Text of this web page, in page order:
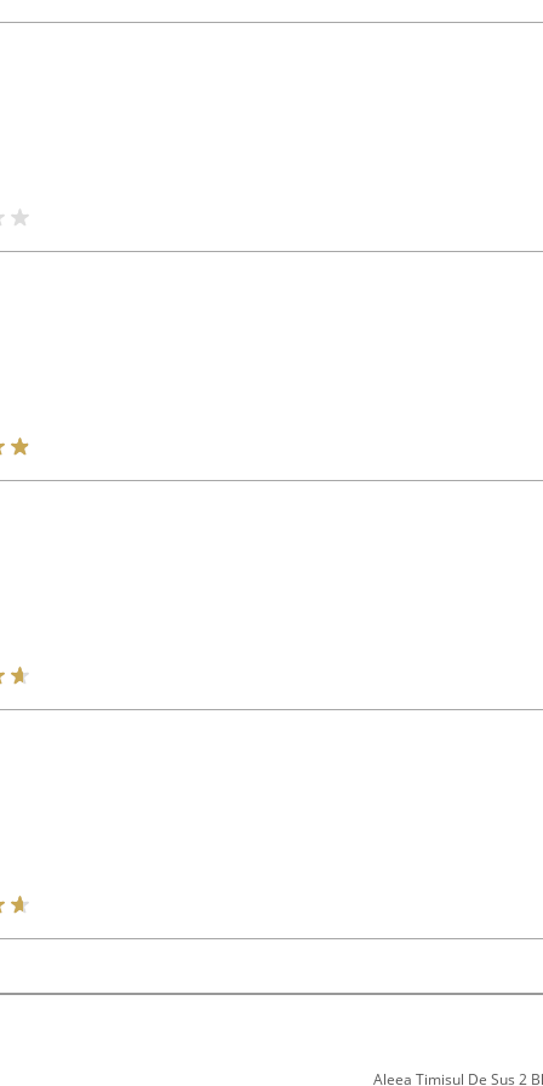
Aleea Timisul De Sus 2